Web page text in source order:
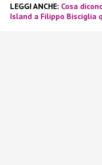
LEGGI ANCHE: Cosa
Island a Filippo Bisciglia